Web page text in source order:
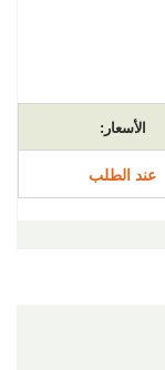
الأسعار:
عند الطلب